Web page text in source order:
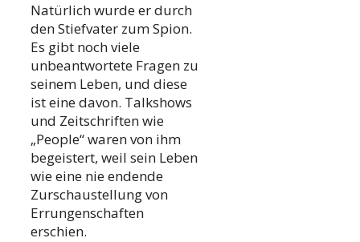
Natürlich wurde er durch
den Stiefvater zum Spion.
Es gibt noch viele
unbeantwortete Fragen zu
seinem Leben, und diese
ist eine davon. Talkshows
und Zeitschriften wie
„People“ waren von ihm
begeistert, weil sein Leben
wie eine nie endende
Zurschaustellung von
Errungenschaften
erschien.